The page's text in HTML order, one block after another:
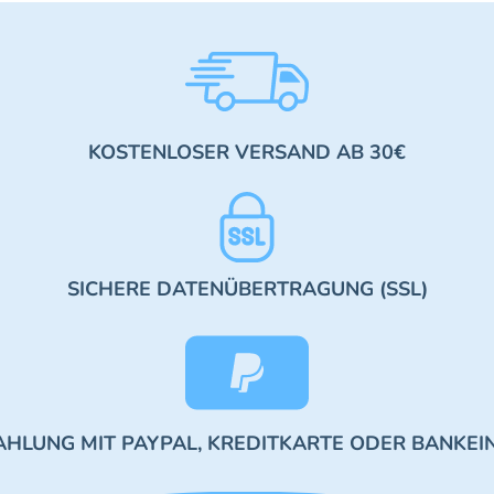
KOSTENLOSER VERSAND AB 30€
SICHERE DATENÜBERTRAGUNG (SSL)
MIT PAYPAL, KREDITKARTE ODER